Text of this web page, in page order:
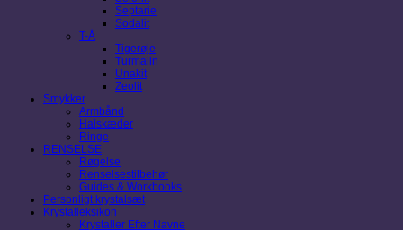
Septarie
Sodalit
T-Å
Tigerøje
Turmalin
Unakit
Zeolit
Smykker
Armbånd
Halskæder
Ringe
RENSELSE
Røgelse
Renselsestilbehør
Guides & Workbooks
Personligt krystalsæt
Krystalleksikon
Krystaller Efter Navne